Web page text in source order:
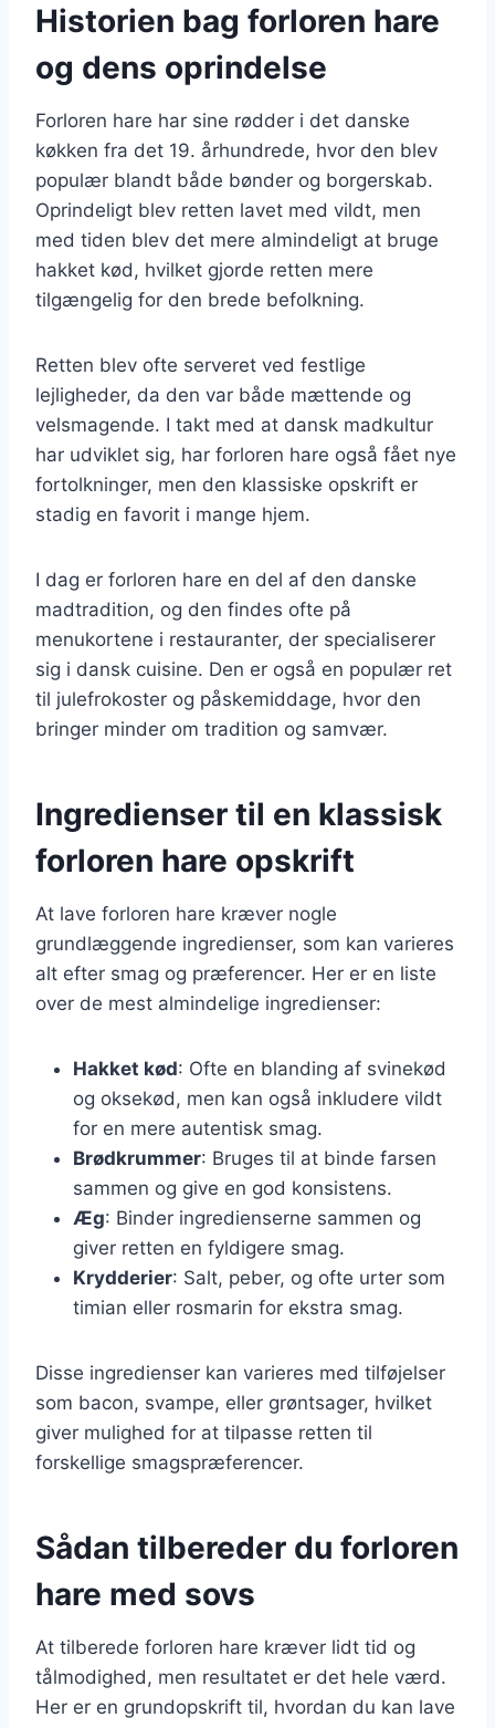
Historien bag forloren hare
og dens oprindelse
Forloren hare har sine rødder i det danske
køkken fra det 19. århundrede, hvor den blev
populær blandt både bønder og borgerskab.
Oprindeligt blev retten lavet med vildt, men
med tiden blev det mere almindeligt at bruge
hakket kød, hvilket gjorde retten mere
tilgængelig for den brede befolkning.
Retten blev ofte serveret ved festlige
lejligheder, da den var både mættende og
velsmagende. I takt med at dansk madkultur
har udviklet sig, har forloren hare også fået nye
fortolkninger, men den klassiske opskrift er
stadig en favorit i mange hjem.
I dag er forloren hare en del af den danske
madtradition, og den findes ofte på
menukortene i restauranter, der specialiserer
sig i dansk cuisine. Den er også en populær ret
til julefrokoster og påskemiddage, hvor den
bringer minder om tradition og samvær.
Ingredienser til en klassisk
forloren hare opskrift
At lave forloren hare kræver nogle
grundlæggende ingredienser, som kan varieres
alt efter smag og præferencer. Her er en liste
over de mest almindelige ingredienser:
Hakket kød: Ofte en blanding af svinekød
og oksekød, men kan også inkludere vildt
for en mere autentisk smag.
Brødkrummer: Bruges til at binde farsen
sammen og give en god konsistens.
Æg: Binder ingredienserne sammen og
giver retten en fyldigere smag.
Krydderier: Salt, peber, og ofte urter som
timian eller rosmarin for ekstra smag.
Disse ingredienser kan varieres med tilføjelser
som bacon, svampe, eller grøntsager, hvilket
giver mulighed for at tilpasse retten til
forskellige smagspræferencer.
Sådan tilbereder du forloren
hare med sovs
At tilberede forloren hare kræver lidt tid og
tålmodighed, men resultatet er det hele værd.
Her er en grundopskrift til, hvordan du kan lave